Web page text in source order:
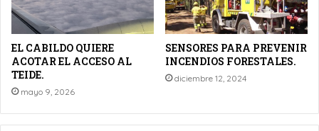
EL CABILDO QUIERE
ACOTAR EL ACCESO AL
TEIDE.
mayo 9, 2026
SENSORES PARA PREVENIR
INCENDIOS FORESTALES.
diciembre 12, 2024